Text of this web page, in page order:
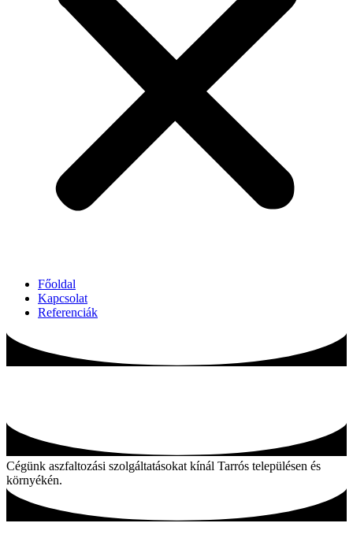
Főoldal
Kapcsolat
Referenciák
Cégünk aszfaltozási szolgáltatásokat kínál Tarrós településen és
környékén.